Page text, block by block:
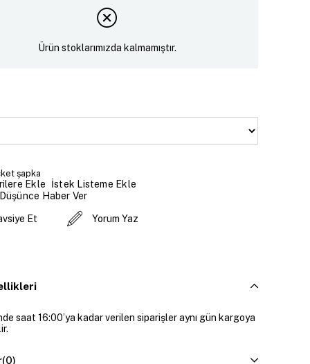
Ürün stoklarımızda kalmamıştır.
şapka
Ekle
İstek Listeme Ekle
Haber Ver
Et Yorum Yaz
saat 16:00’ya kadar verilen siparişler aynı gün kargoya
(0)